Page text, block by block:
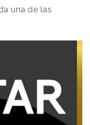
una de las